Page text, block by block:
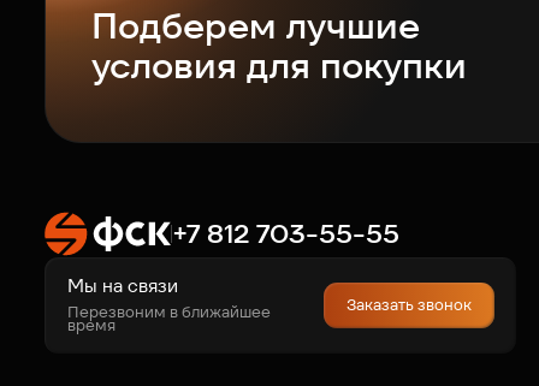
Подберем лучшие
условия для покупки
+7 812 703-55-55
Мы на связи
Перезвоним в ближайшее
время
Заказать звонок